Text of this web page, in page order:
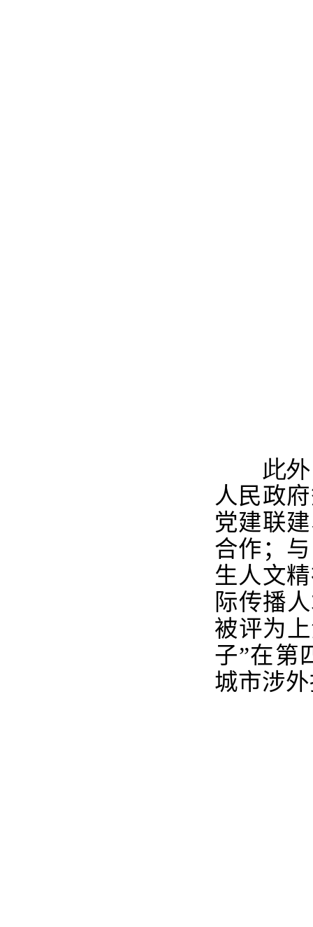
此外
人民政
党建联
合作；
生人文
际传播
被评为
子”在第
城市涉